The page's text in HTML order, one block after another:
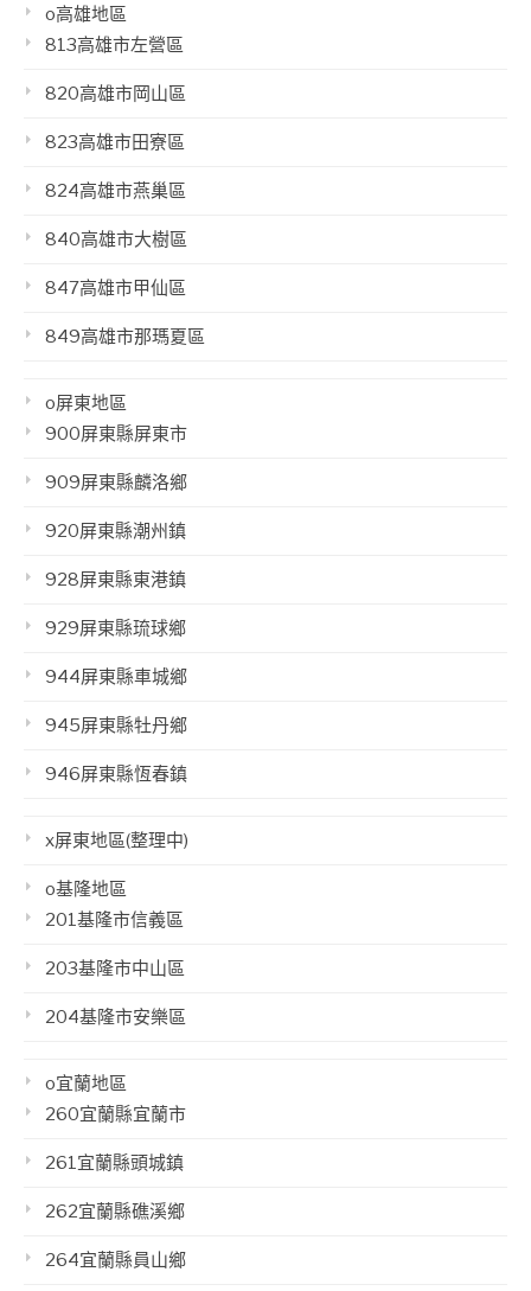
o高雄地區
813高雄市左營區
820高雄市岡山區
823高雄市田寮區
824高雄市燕巢區
840高雄市大樹區
847高雄市甲仙區
849高雄市那瑪夏區
o屏東地區
900屏東縣屏東市
909屏東縣麟洛鄉
920屏東縣潮州鎮
928屏東縣東港鎮
929屏東縣琉球鄉
944屏東縣車城鄉
945屏東縣牡丹鄉
946屏東縣恆春鎮
x屏東地區(整理中)
o基隆地區
201基隆市信義區
203基隆市中山區
204基隆市安樂區
o宜蘭地區
260宜蘭縣宜蘭市
261宜蘭縣頭城鎮
262宜蘭縣礁溪鄉
264宜蘭縣員山鄉